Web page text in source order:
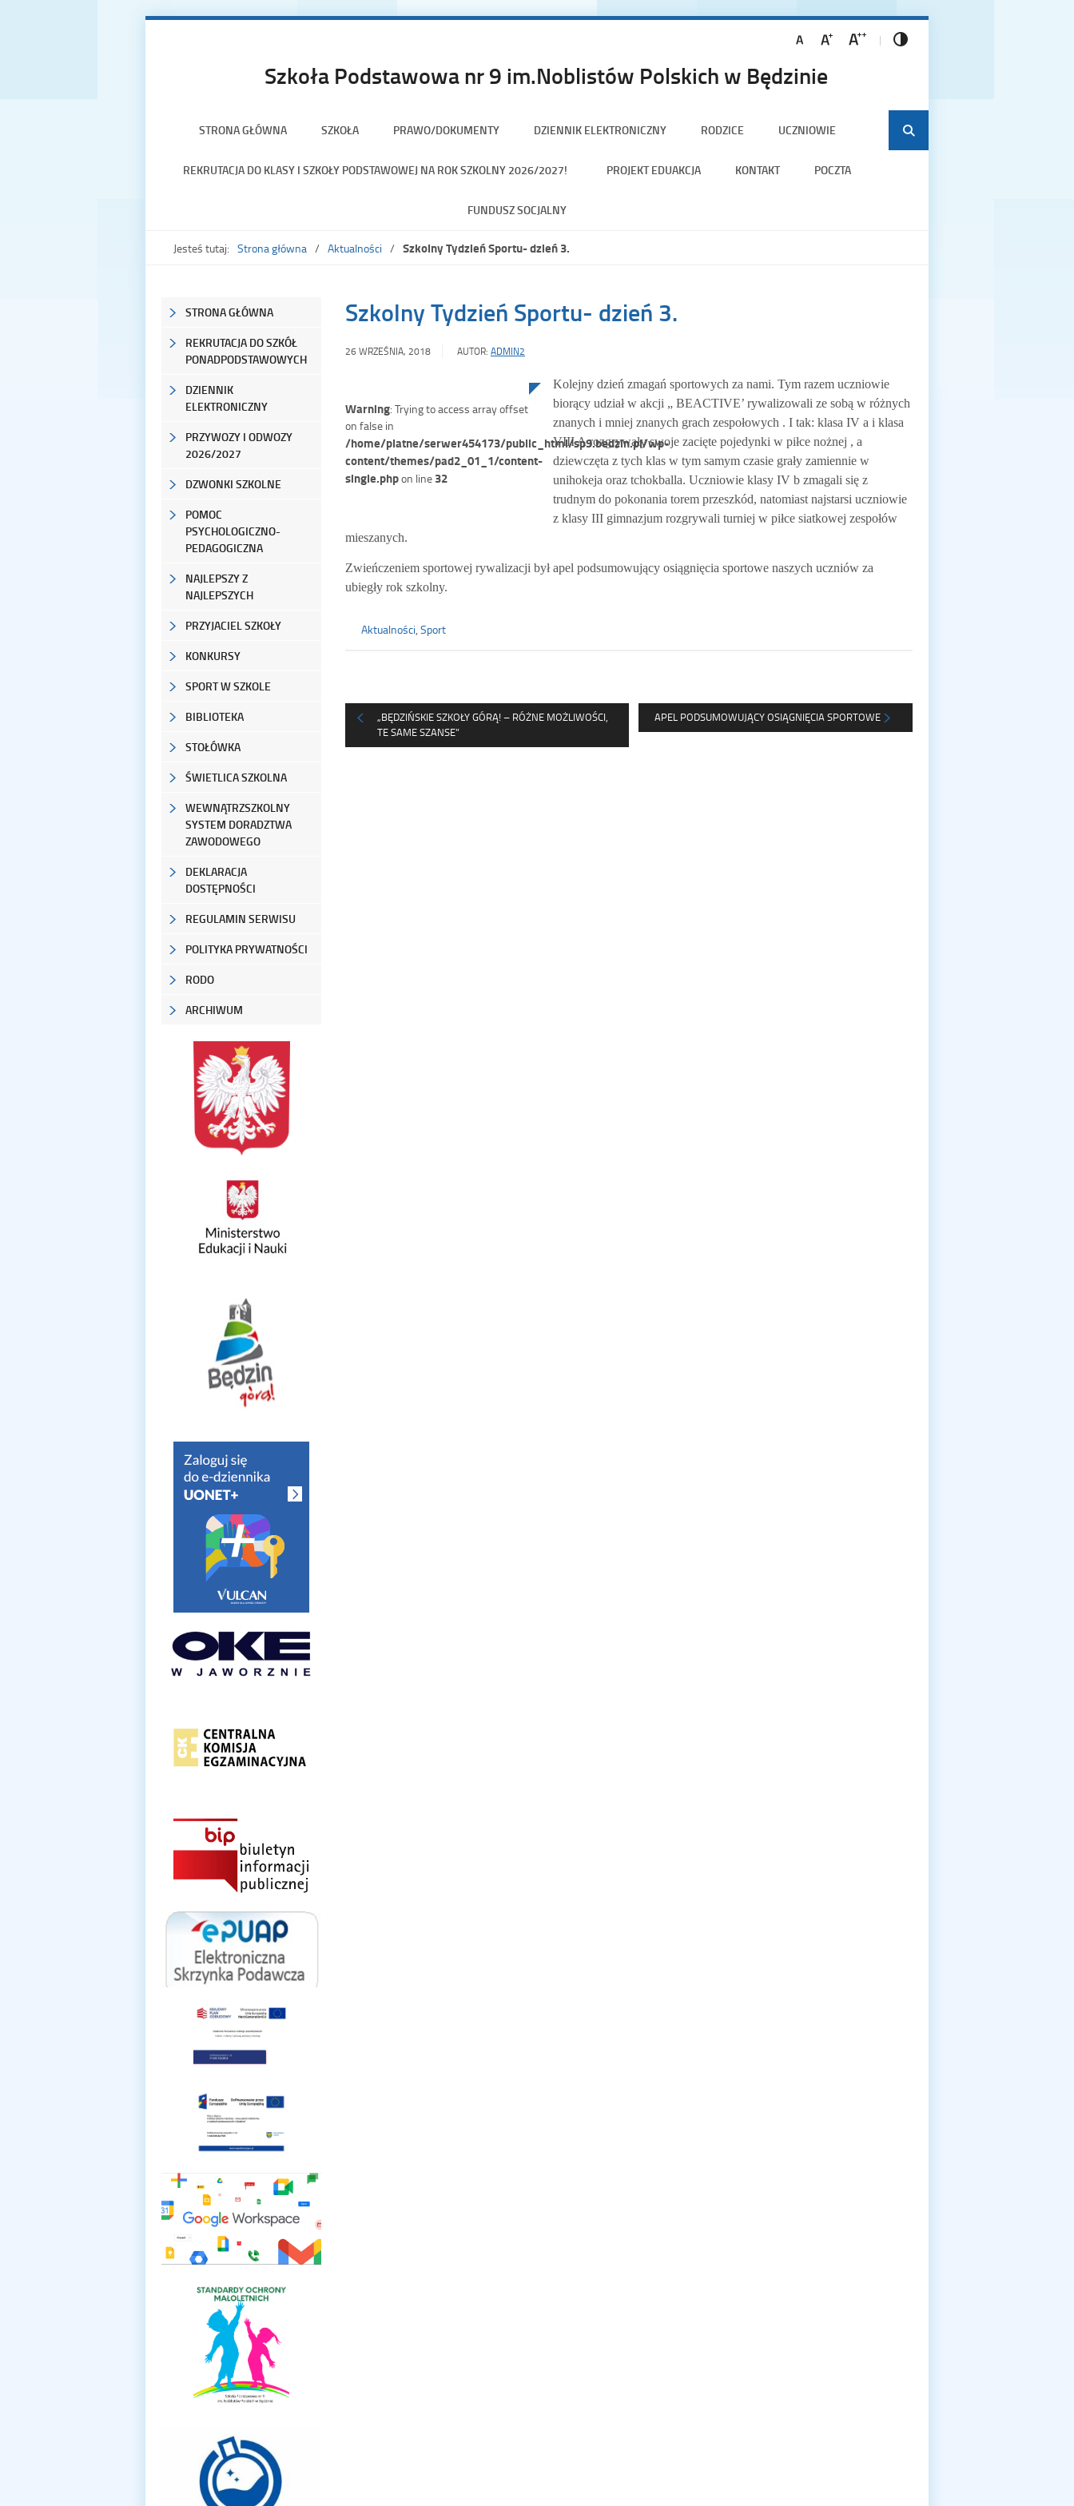
Szkoła Podstawowa nr 9 im.Noblistów Polskich w Będzinie
STRONA GŁÓWNA SZKOŁA PRAWO/DOKUMENTY DZIENNIK ELEKTRONICZNY RODZICE UCZNIOWIE
REKRUTACJA DO KLASY I SZKOŁY PODSTAWOWEJ NA ROK SZKOLNY 2026/2027! PROJEKT EDUAKCJA KONTAKT POCZTA
FUNDUSZ SOCJALNY
Jesteś tutaj: Strona główna Aktualności Szkolny Tydzień Sportu- dzień 3.
STRONA GŁÓWNA
REKRUTACJA DO SZKÓŁ
PONADPODSTAWOWYCH
DZIENNIK
ELEKTRONICZNY
PRZYWOZY I ODWOZY
2026/2027
DZWONKI SZKOLNE
POMOC
PSYCHOLOGICZNO-
PEDAGOGICZNA
NAJLEPSZY Z
NAJLEPSZYCH
PRZYJACIEL SZKOŁY
KONKURSY
SPORT W SZKOLE
BIBLIOTEKA
STOŁÓWKA
ŚWIETLICA SZKOLNA
WEWNĄTRZSZKOLNY
SYSTEM DORADZTWA
ZAWODOWEGO
DEKLARACJA
DOSTĘPNOŚCI
REGULAMIN SERWISU
POLITYKA PRYWATNOŚCI
RODO
ARCHIWUM
Szkolny Tydzień Sportu- dzień 3.
26 WRZEŚNIA, 2018 AUTOR: ADMIN2
Warning: Trying to access array offset
on false in
/home/platne/serwer454173/public_html/sp9.bedzin.pl/wp-
content/themes/pad2_01_1/content-
single.phpon line 32
Kolejny dzień zmagań sportowych za nami. Tym razem uczniowie
biorący udział w akcji „ BEACTIVE’ rywalizowali ze sobą w różnych
znanych i mniej znanych grach zespołowych . I tak: klasa IV a i klasa
VIII A rozgrywały swoje zacięte pojedynki w piłce nożnej , a
dziewczęta z tych klas w tym samym czasie grały zamiennie w
unihokeja oraz tchokballa. Uczniowie klasy IV b zmagali się z
trudnym do pokonania torem przeszkód, natomiast najstarsi uczniowie
z klasy III gimnazjum rozgrywali turniej w piłce siatkowej zespołów
mieszanych.
Zwieńczeniem sportowej rywalizacji był apel podsumowujący osiągnięcia sportowe naszych uczniów za
ubiegły rok szkolny.
Aktualności, Sport
„BĘDZIŃSKIE SZKOŁY GÓRĄ! – RÓŻNE MOŻLIWOŚCI,
TE SAME SZANSE”
APEL PODSUMOWUJĄCY OSIĄGNIĘCIA SPORTOWE